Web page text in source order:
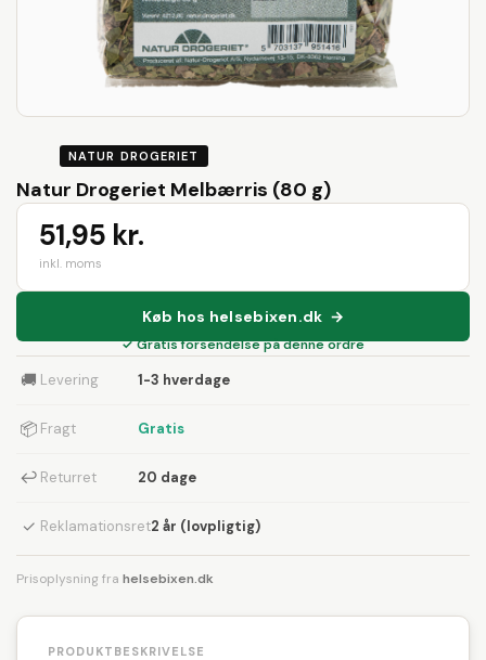
NATUR DROGERIET
Natur Drogeriet Melbærris (80 g)
51,95 kr.
inkl. moms
Køb hos helsebixen.dk →
✓ Gratis forsendelse på denne ordre
🚚 Levering 1-3 hverdage
📦 Fragt Gratis
↩ Returret 20 dage
✓ Reklamationsret2 år (lovpligtig)
Prisoplysning fra helsebixen.dk
PRODUKTBESKRIVELSE